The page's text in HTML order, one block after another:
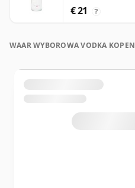
€ 21 ?
WAAR WYBOROWA VODKA KOPEN